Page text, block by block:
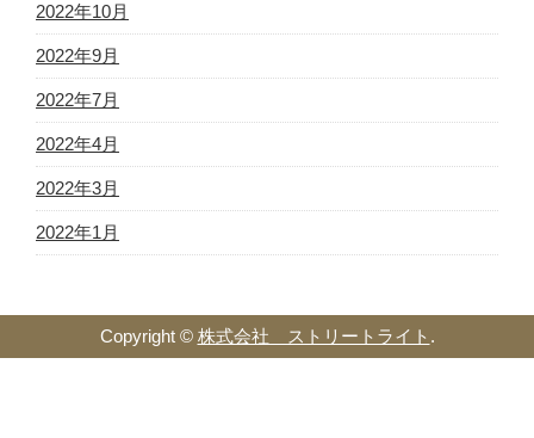
2022年10月
2022年9月
2022年7月
2022年4月
2022年3月
2022年1月
Copyright © 株式会社 ストリートライト .